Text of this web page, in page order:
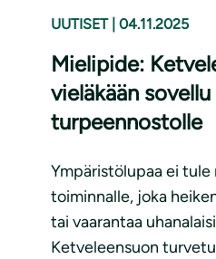
UUTISET 04.11.2025
Mielipide:
vieläkään sovellu
turpeennostolle
Ympäristölupaa ei tule
toiminnalle, joka
tai vaarantaa
Ketveleensuon